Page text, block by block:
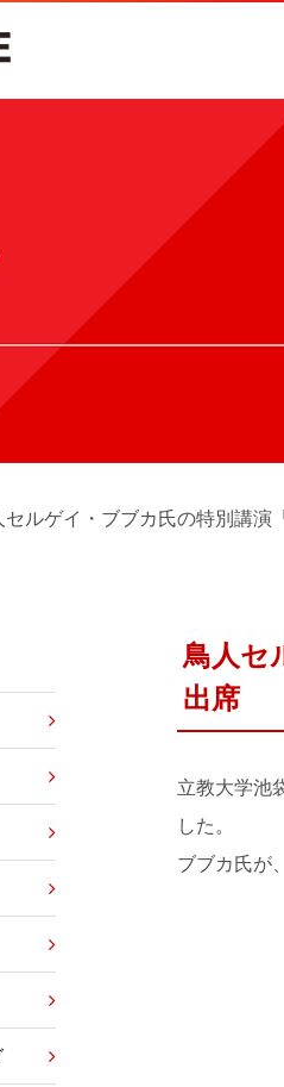
セルゲイ・ブブカ氏の特別講演
鳥人セ
出席
立教大学池
した。
ブブカ氏が